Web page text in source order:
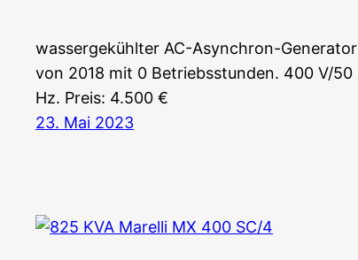
wassergekühlter AC-Asynchron-Generator
von 2018 mit 0 Betriebsstunden. 400 V/50
Hz. Preis: 4.500 €
23. Mai 2023